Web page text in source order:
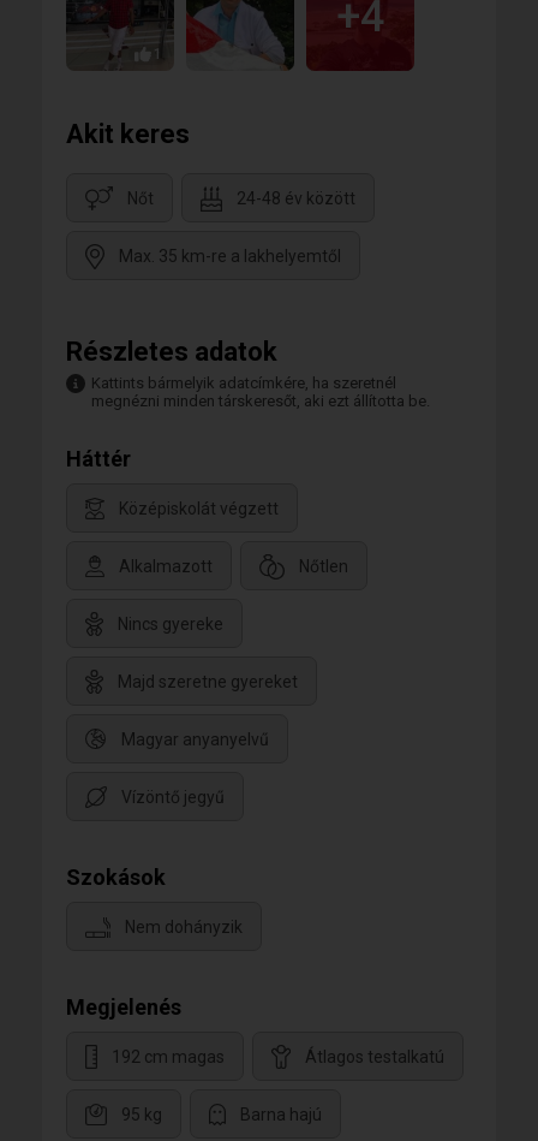
1
+4
Akit keres
Nőt 24-48 év között
Max. 35 km-re a lakhelyemtől
Részletes adatok
Kattints bármelyik adatcímkére, ha szeretnél
megnézni minden társkeresőt, aki ezt állította be.
Háttér
Középiskolát végzett
Alkalmazott Nőtlen
Nincs gyereke
Majd szeretne gyereket
Magyar anyanyelvű
Vízöntő jegyű
Szokások
Nem dohányzik
Megjelenés
192 cm magas Átlagos testalkatú
95 kg Barna hajú